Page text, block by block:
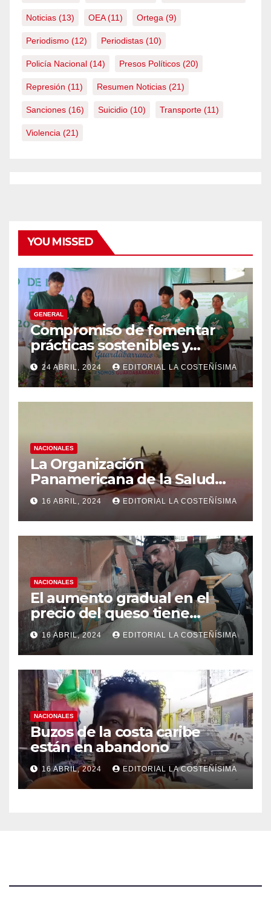
Noticias (13) OEA(11) Ortega (9)
Periodismo (12) Periodistas (10)
Policía Nacional (14) Presos Políticos (20)
Represión (11) Resumen Noticias (21)
Sanciones (16) Suicidio (10) Transporte (11)
Violencia (21)
YOU MISSED
GENERAL
Compromiso de fomentar
prácticas sostenibles y
conciencia ecológica en las
instituciones educativas
24 ABRIL, 2024 EDITORIAL LA COSTEÑÍSIMA
NACIONALES
La Organización
Panamericana de la Salud
(OPS), recomienda reforzar
medidas ante el aumento de
casos de dengue
16 ABRIL, 2024 EDITORIAL LA COSTEÑÍSIMA
NACIONALES
El aumento gradual en el
precio del queso tiene
efectos a las Panaderias
16 ABRIL, 2024 EDITORIAL LA COSTEÑÍSIMA
NACIONALES
Buzos de la costa caribe
están en abandono
16 ABRIL, 2024 EDITORIAL LA COSTEÑÍSIMA